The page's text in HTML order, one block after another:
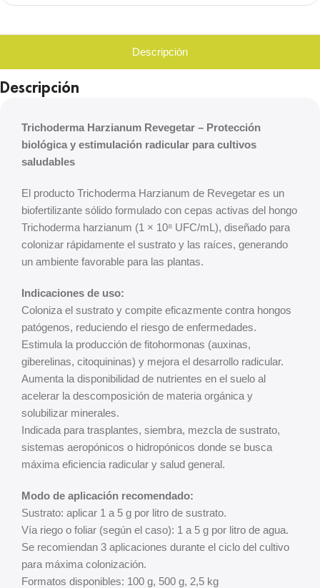
Descripción
Descripción
Trichoderma Harzianum Revegetar – Protección
biológica y estimulación radicular para cultivos
saludables
El producto Trichoderma Harzianum de Revegetar es un
biofertilizante sólido formulado con cepas activas del hongo
Trichoderma harzianum (1 × 10⁸ UFC/mL), diseñado para
colonizar rápidamente el sustrato y las raíces, generando
un ambiente favorable para las plantas.
Indicaciones de uso:
Coloniza el sustrato y compite eficazmente contra hongos
patógenos, reduciendo el riesgo de enfermedades.
Estimula la producción de fitohormonas (auxinas,
giberelinas, citoquininas) y mejora el desarrollo radicular.
Aumenta la disponibilidad de nutrientes en el suelo al
acelerar la descomposición de materia orgánica y
solubilizar minerales.
Indicada para trasplantes, siembra, mezcla de sustrato,
sistemas aeropónicos o hidropónicos donde se busca
máxima eficiencia radicular y salud general.
Modo de aplicación recomendado:
Sustrato: aplicar 1 a 5 g por litro de sustrato.
Vía riego o foliar (según el caso): 1 a 5 g por litro de agua.
Se recomiendan 3 aplicaciones durante el ciclo del cultivo
para máxima colonización.
Formatos disponibles: 100 g, 500 g, 2,5 kg